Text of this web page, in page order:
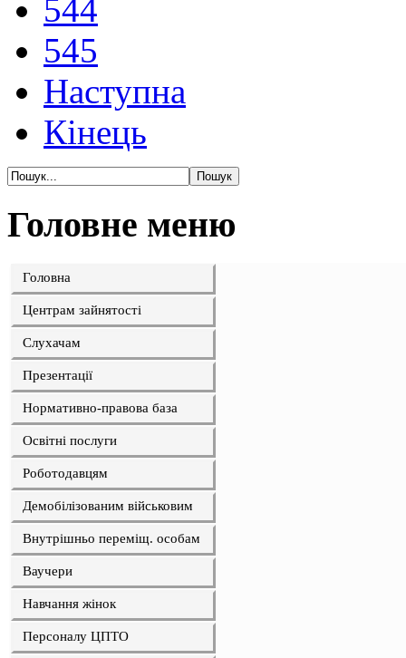
544
545
Наступна
Кінець
Головне меню
Головна
Центрам зайнятості
Слухачам
Презентації
Нормативно-правова база
Освітні послуги
Роботодавцям
Демобілізованим військовим
Внутрішньо переміщ. особам
Ваучери
Навчання жінок
Персоналу ЦПТО